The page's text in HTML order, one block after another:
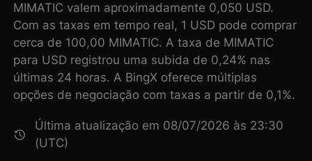
MIMATIC valem aproximadamente 0,050 USD.
Com as taxas em tempo real, 1 USD pode comprar
cerca de 100,00 MIMATIC. A taxa de MIMATIC
para USD registrou uma subida de 0,24% nas
últimas 24 horas. A BingX oferece múltiplas
opções de negociação com taxas a partir de 0,1%.
Última atualização em 08/07/2026 às 23:30
(UTC)